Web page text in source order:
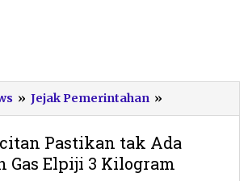
» Jejak Pemerintahan »
Pacitan
tak
Ada
Pastikan tak Ada
Gas Elpiji 3 Kilogram